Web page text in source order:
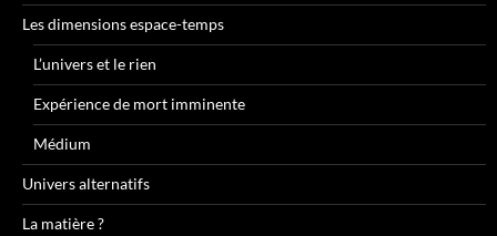
Les dimensions espace-temps
L’univers et le rien
Expérience de mort imminente
Médium
Univers alternatifs
La matière ?